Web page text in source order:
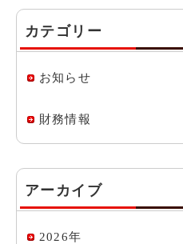
カテゴリー
お知らせ
財務情報
アーカイブ
2026年